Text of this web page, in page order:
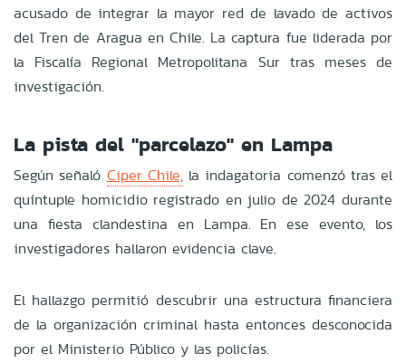
acusado de integrar la mayor red de lavado de activos
del Tren de Aragua en Chile. La captura fue liderada por
la Fiscalía Regional Metropolitana Sur tras meses de
investigación.
La pista del "parcelazo" en Lampa
Según señaló Ciper Chile,la indagatoria comenzó tras el
quíntuple homicidio registrado en julio de 2024 durante
una fiesta clandestina en Lampa. En ese evento, los
investigadores hallaron evidencia clave.
El hallazgo permitió descubrir una estructura financiera
de la organización criminal hasta entonces desconocida
por el Ministerio Público y las policías.